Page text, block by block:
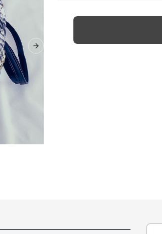
Next slide